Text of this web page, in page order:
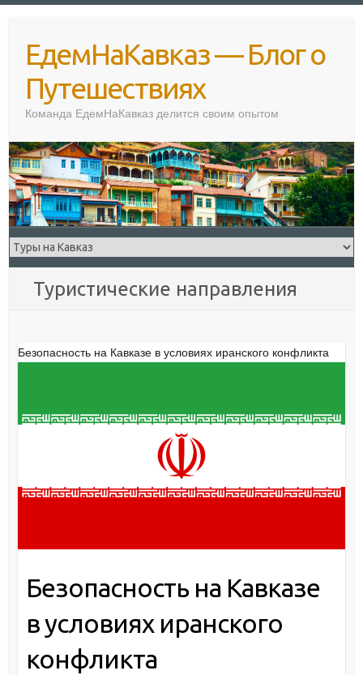
содержимому
ЕдемНаКавказ — Блог о
Путешествиях
Команда ЕдемНаКавказ делится своим опытом
Туристические направления
Безопасность на Кавказе в условиях иранского конфликта
Безопасность на Кавказе
в условиях иранского
конфликта